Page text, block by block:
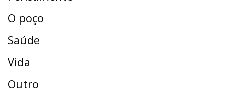
O poço
Saúde
Vida
Outro